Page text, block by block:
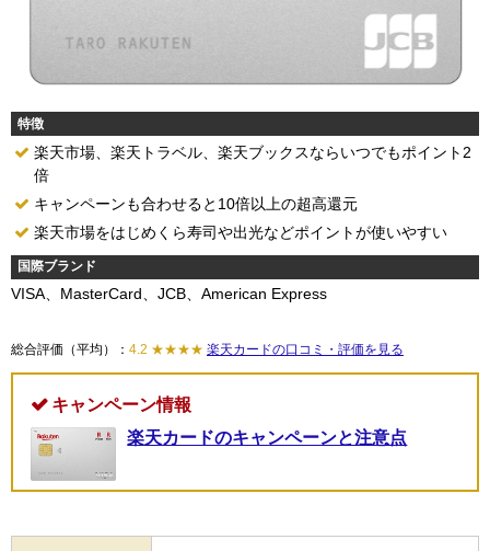
特徴
楽天市場、楽天トラベル、楽天ブックスならいつでもポイント2
倍
キャンペーンも合わせると10倍以上の超高還元
楽天市場をはじめくら寿司や出光などポイントが使いやすい
国際ブランド
VISA、MasterCard、JCB、American Express
総合評価（平均）： 4.2 ★★★★ 楽天カードの口コミ・評価を見る
キャンペーン情報
楽天カードのキャンペーンと注意点